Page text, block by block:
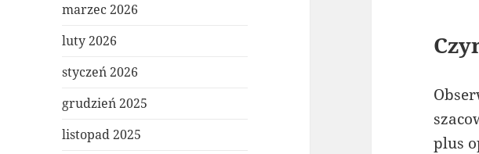
marzec 2026
luty 2026
styczeń 2026
grudzień 2025
listopad 2025
plus